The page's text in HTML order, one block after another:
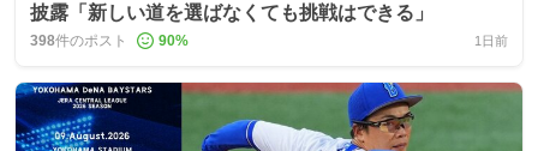
披露「新しい道を選ばなくても挑戦はできる」
398件のポスト 90% 1日前